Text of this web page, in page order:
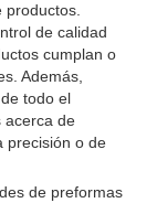
de calidad
cumplan o
Además,
todo el
acerca de
precisión o de
de preformas